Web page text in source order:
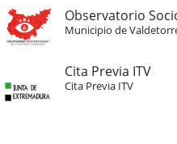
Observatorio
Municipio de
Cita Previa ITV
Cita Previa ITV